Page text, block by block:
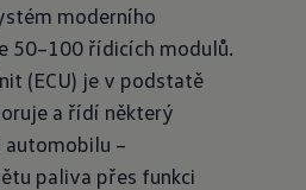
moderního
50–100 řídicích modulů.
(ECU) je v podstatě
a řídí některý
–
paliva přes funkci